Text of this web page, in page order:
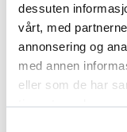
dessuten
vårt, med
annonsering og
med annen
eller som de har
tjenestene deres.
Fire and
intervention